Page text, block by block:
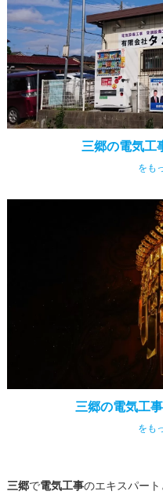
三郷の電気工
をも
三郷の電気工
をも
三郷で電気工事のエキスパー